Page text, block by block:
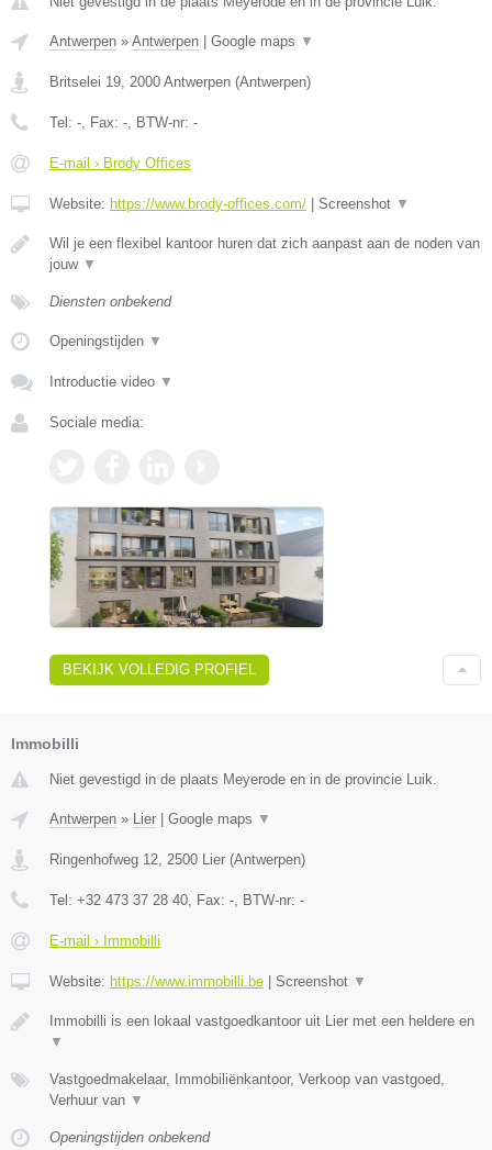
Antwerpen » Antwerpen Google maps ▼
Britselei 19, 2000 Antwerpen (Antwerpen)
Tel: -, Fax: -, BTW-nr: -
E-mail › Brody Offices
Website: https://www.brody-offices.com/ Screenshot ▼
Wil je een flexibel kantoor huren dat zich aanpast aan de noden van
jouw ▼
Diensten onbekend
Openingstijden ▼
Introductie video ▼
Sociale media:
BEKIJK VOLLEDIG PROFIEL
Immobilli
Niet gevestigd in de plaats Meyerode en in de provincie Luik.
Antwerpen » Lier | Google maps ▼
Ringenhofweg 12 2500 Lier (Antwerpen)
Tel: +32 473 37 28 40 , Fax: - , BTW-nr: -
E-mail › Immobilli
Website: https://www.immobilli.be | Screenshot ▼
Immobilli is een lokaal vastgoedkantoor uit Lier met een heldere en
▼
Vastgoedmakelaar, Immobiliënkantoor, Verkoop van vastgoed,
Verhuur van ▼
Openingstijden onbekend